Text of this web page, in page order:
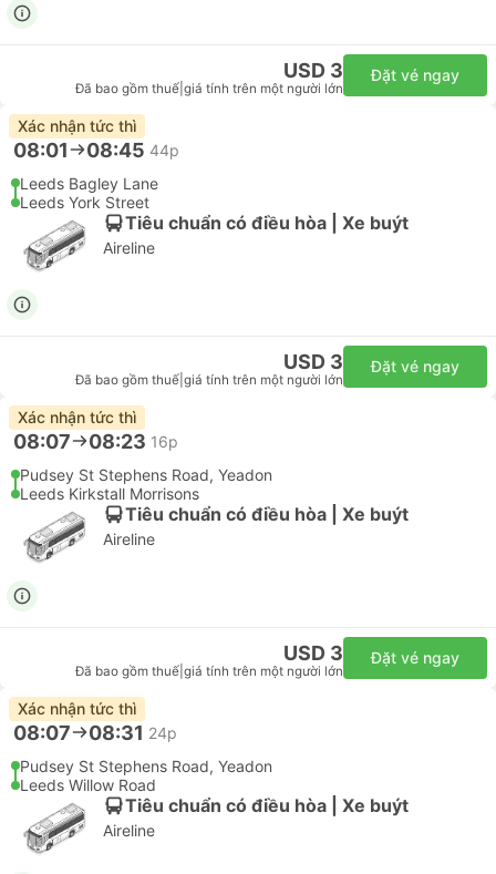
USD 3
Đã bao gồm thuế giá tính trên một người lớn
Đặt vé ngay
Xác nhận tức thì
08:01 08:45 44p
Leeds Bagley Lane
Leeds York Street
Tiêu chuẩn có điều hòa | Xe buýt
Aireline
USD 3
Đã bao gồm thuế giá tính trên một người lớn
Đặt vé ngay
Xác nhận tức thì
08:07 08:23 16p
Pudsey St Stephens Road, Yeadon
Leeds Kirkstall Morrisons
Tiêu chuẩn có điều hòa | Xe buýt
Aireline
USD 3
Đã bao gồm thuế giá tính trên một người lớn
Đặt vé ngay
Xác nhận tức thì
08:07 08:31 24p
Pudsey St Stephens Road, Yeadon
Leeds Willow Road
Tiêu chuẩn có điều hòa | Xe buýt
Aireline